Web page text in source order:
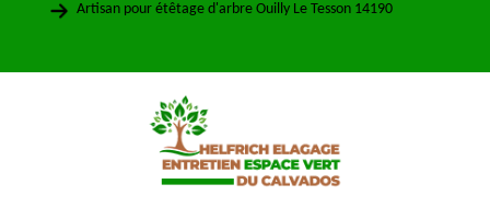
Artisan pour étêtage d'arbre Ouilly Le Tesson 14190